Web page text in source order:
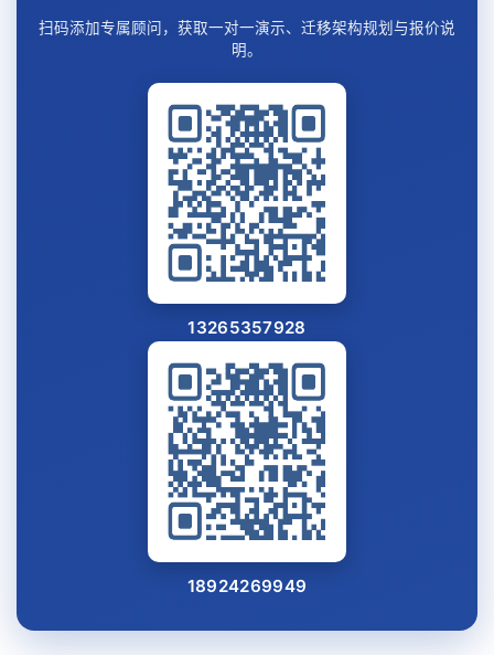
扫码添加专属顾问，获取一对一演示、迁移架构规划与报价说
明。
13265357928
18924269949